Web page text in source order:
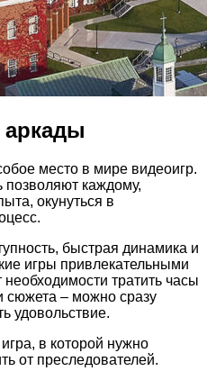
место в мире видеоигр.
позволяют каждому,
окунуться в
быстрая динамика и
игры привлекательными
тратить часы
сюжета – можно сразу
удовольствие.
в которой нужно
от преследователей.